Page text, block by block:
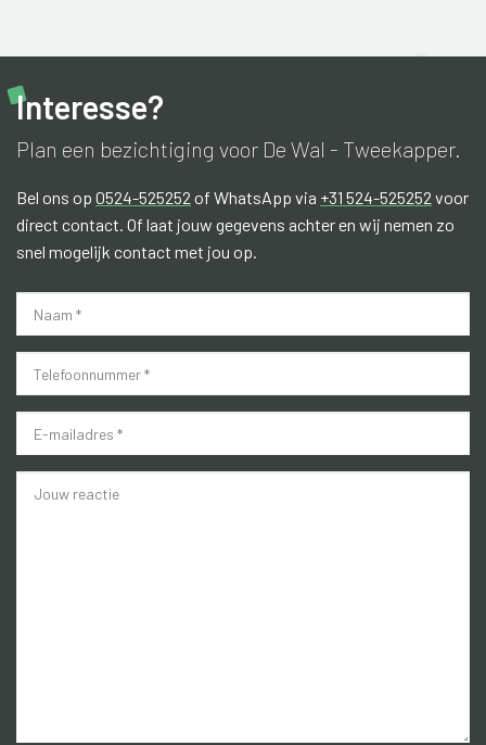
Interesse?
Plan een bezichtiging voor De Wal - Tweekapper.
Bel ons op 0524-525252 of WhatsApp via +31 524-525252 voor
direct contact. Of laat jouw gegevens achter en wij nemen zo
snel mogelijk contact met jou op.
*
*
*